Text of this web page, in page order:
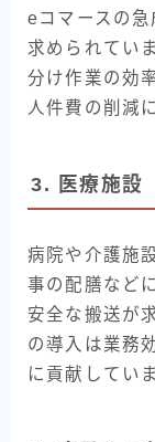
eコマースの
求められてい
分け作業の効
人件費の削減
3. 医療施設
病院や介護施
事の配膳など
安全な搬送が
の導入は業務
に貢献していま